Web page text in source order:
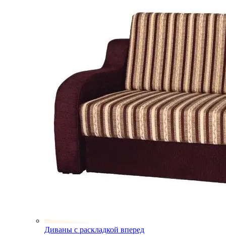
Диваны с раскладкой вперед